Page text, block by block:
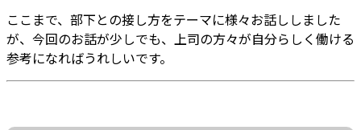
ここまで、部下との接し方をテーマに様々お話ししました
が、今回のお話が少しでも、上司の方々が自分らしく働ける
参考になればうれしいです。